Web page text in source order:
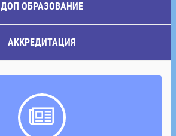
ДОП ОБРАЗОВАНИЕ
АККРЕДИТАЦИЯ